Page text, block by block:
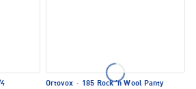
Ortovox · 185 Rock 'n Wool Panty